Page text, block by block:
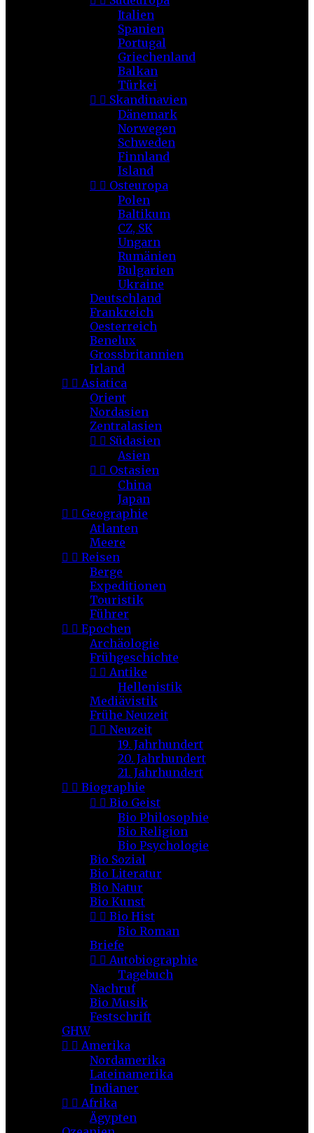
Italien
Spanien
Portugal
Griechenland
Balkan
Türkei
  Skandinavien
Dänemark
Norwegen
Schweden
Finnland
Island
  Osteuropa
Polen
Baltikum
CZ, SK
Ungarn
Rumänien
Bulgarien
Ukraine
Deutschland
Frankreich
Oesterreich
Benelux
Grossbritannien
Irland
  Asiatica
Orient
Nordasien
Zentralasien
  Südasien
Asien
  Ostasien
China
Japan
  Geographie
Atlanten
Meere
  Reisen
Berge
Expeditionen
Touristik
Führer
  Epochen
Archäologie
Frühgeschichte
  Antike
Hellenistik
Mediävistik
Frühe Neuzeit
  Neuzeit
19. Jahrhundert
20. Jahrhundert
21. Jahrhundert
  Biographie
  Bio Geist
Bio Philosophie
Bio Religion
Bio Psychologie
Bio Sozial
Bio Literatur
Bio Natur
Bio Kunst
  Bio Hist
Bio Roman
Briefe
  Autobiographie
Tagebuch
Nachruf
Bio Musik
Festschrift
GHW
  Amerika
Nordamerika
Lateinamerika
Indianer
  Afrika
Ägypten